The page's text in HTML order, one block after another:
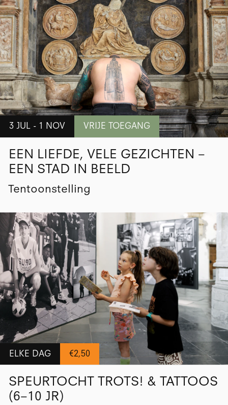
3 JUL - 1 NOV VRIJE TOEGANG
EEN LIEFDE, VELE GEZICHTEN –
EEN STAD IN BEELD
Tentoonstelling
ELKE DAG €2,50
SPEURTOCHT TROTS! & TATTOOS
(6–10 JR)